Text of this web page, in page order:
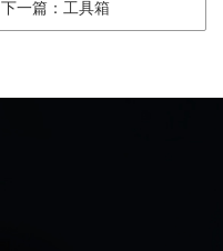
下一篇：工具箱